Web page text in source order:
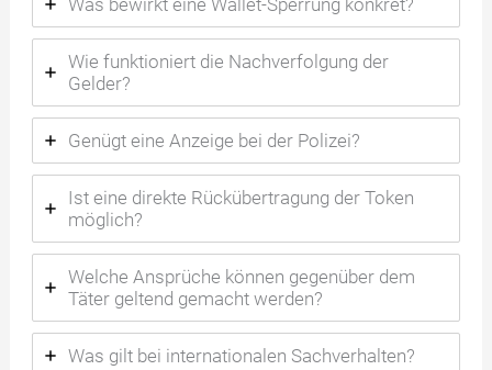
Wie funktioniert die Nachverfolgung der
Gelder?
Genügt eine Anzeige bei der Polizei?
Ist eine direkte Rückübertragung der Token
möglich?
Welche Ansprüche können gegenüber dem
Täter geltend gemacht werden?
Was gilt bei internationalen Sachverhalten?